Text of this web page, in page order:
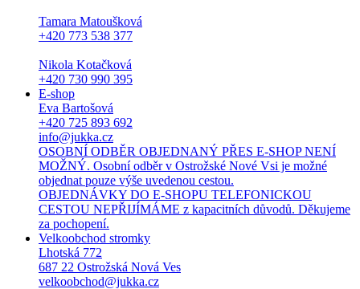
Tamara Matoušková
+420 773 538 377
Nikola Kotačková
+420 730 990 395
E-shop
Eva Bartošová
+420 725 893 692
info@jukka.cz
OSOBNÍ ODBĚR OBJEDNANÝ PŘES E-SHOP NENÍ
MOŽNÝ. Osobní odběr v Ostrožské Nové Vsi je možné
objednat pouze výše uvedenou cestou.
OBJEDNÁVKY DO E-SHOPU TELEFONICKOU
CESTOU NEPŘIJÍMÁME z kapacitních důvodů. Děkujeme
za pochopení.
Velkoobchod stromky
Lhotská 772
687 22 Ostrožská Nová Ves
velkoobchod@jukka.cz